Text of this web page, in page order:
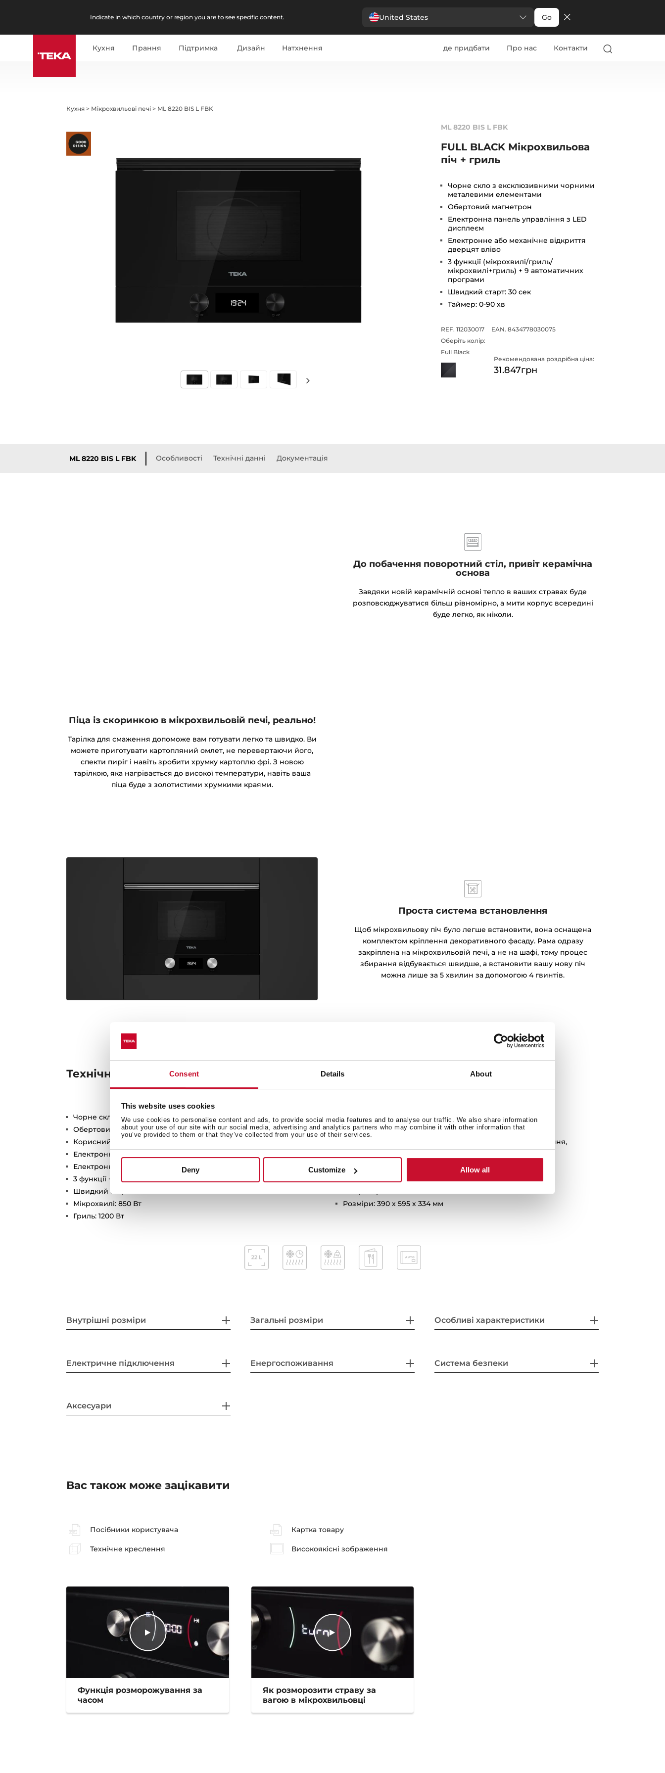
Consent Details About
This website uses cookies
We use cookies to personalise content and ads, to provide social media features and to analyse our traffic. We also share information
about your use of our site with our social media, advertising and analytics partners who may combine it with other information that
you’ve provided to them or that they’ve collected from your use of their services.
Deny Customize Allow all
Indicate in which country or region you are to see specific content. United States Go
Кухня Прання Підтримка Дизайн Натхнення де придбати Про нас Контакти
Кухня > Мікрохвильові печі > ML 8220 BIS L FBK
ML 8220 BIS L FBK
FULL BLACK Мікрохвильова
піч + гриль
Чорне скло з ексклюзивними чорними
металевими елементами
Обертовий магнетрон
Електронна панель управління з LED
дисплеєм
Електронне або механічне відкриття
дверцят вліво
3 функції (мікрохвилі/гриль/
мікрохвилі+гриль) + 9 автоматичних
програми
Швидкий старт: 30 сек
Таймер: 0-90 хв
REF. 112030017
EAN. 8434778030075
Оберіть колір:
Full Black
Рекомендована роздрібна ціна:
31.847грн
ML 8220 BIS L FBK Особливості Технічні данні Документація
До побачення поворотний стіл, привіт керамічна
основа
Завдяки новій керамічній основі тепло в ваших стравах буде
розповсюджуватися більш рівномірно, а мити корпус всередині
буде легко, як ніколи.
Піца із скоринкою в мікрохвильовій печі, реально!
Тарілка для смаження допоможе вам готувати легко та швидко. Ви
можете приготувати картопляний омлет, не перевертаючи його,
спекти пиріг і навіть зробити хрумку картоплю фрі. З новою
тарілкою, яка нагрівається до високої температури, навіть ваша
піца буде з золотистими хрумкими краями.
Проста система встановлення
Щоб мікрохвильову піч було легше встановити, вона оснащена
комплектом кріплення декоративного фасаду. Рама одразу
закріплена на мікрохвильовій печі, а не на шафі, тому процес
збирання відбувається швидше, а встановити вашу нову піч
можна лише за 5 хвилин за допомогою 4 гвинтів.
Технічні данні
Чорне скло з ексклюзивними чорними металевими елементами
Обертовий магнетрон
Корисний об’єм, 22 л
Електронна панель управління з LED дисплеєм
Електронне або механічне відкриття дверцят вліво
3 функції + 9 автоматичних програми
Швидкий старт: 30 сек
Мікрохвилі: 850 Вт
Гриль: 1200 Вт
Таймер: 0-90 хв.
Розморожування(за часом та вагою)
Системи безпеки та захисту: блокування панелі управління,
Дверцята 2 скла
В комплекті: посилена решітка, тарілка для смаження
Розміри: 390 х 595 х 334 мм
Внутрішні розміри Загальні розміри Особливі характеристики
Електричне підключення Енергоспоживання Система безпеки
Аксесуари
Вас також може зацікавити
Посібники користувача Картка товару
Технічне креслення Високоякісні зображення
Функція розморожування за
часом
Як розморозити страву за
вагою в мікрохвильовці